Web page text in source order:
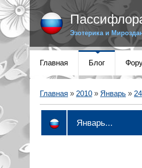
Эзотерика и
Главная Блог
Главная » 2010 » Январь » 24
Январь...